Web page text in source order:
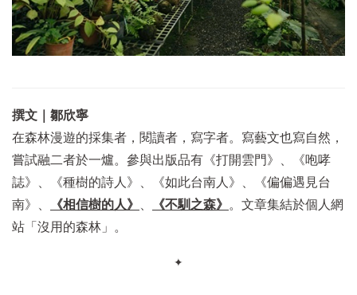
撰文｜鄒欣寧
在森林漫遊的採集者，閱讀者，寫字者。寫藝文也寫自然，
嘗試融二者於一爐。參與出版品有《打開雲門》、《咆哮
誌》、《種樹的詩人》、《如此台南人》、《偏偏遇見台
南》、
《相信樹的人》 《不馴之森》 。文章集結於個人網
站「沒用的森林」。
✦